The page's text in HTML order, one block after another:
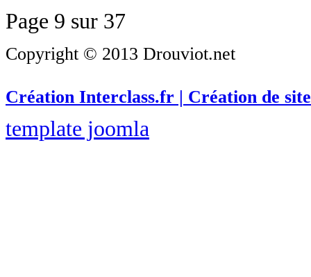
Page 9 sur 37
Copyright © 2013 Drouviot.net
Création Interclass.fr | Création de
template joomla